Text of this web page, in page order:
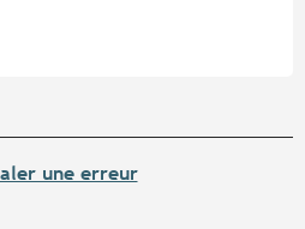
une erreur